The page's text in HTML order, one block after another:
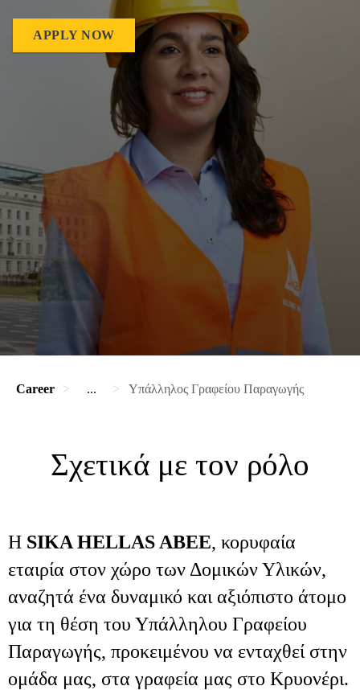
APPLY NOW
Career ... Υπάλληλος Γραφείου Παραγωγής
Σχετικά με τον ρόλο
Η SIKA HELLAS ABEE, κορυφαία
εταιρία στον χώρο των Δομικών Υλικών,
αναζητά ένα δυναμικό και αξιόπιστο άτομο
για τη θέση του Υπάλληλου Γραφείου
Παραγωγής, προκειμένου να ενταχθεί στην
ομάδα μας, στα γραφεία μας στο Κρυονέρι.